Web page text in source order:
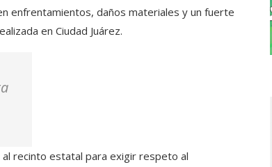
enfrentamientos, daños materiales y un fuerte
en Ciudad Juárez.
recinto estatal para exigir respeto al